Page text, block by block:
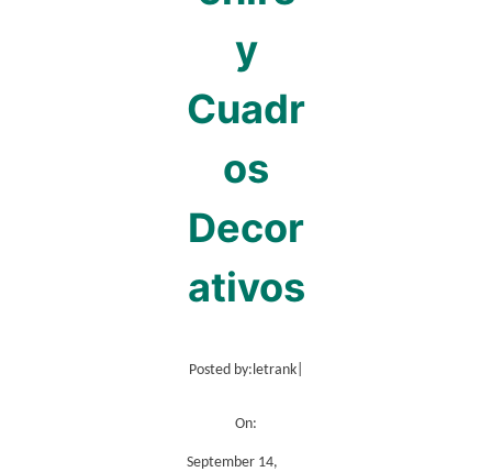
y
Cuadr
os
Decor
ativos
Posted by: letrank
On:
September 14,